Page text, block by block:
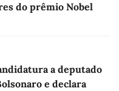
do prêmio Nobel
a deputado
e declara